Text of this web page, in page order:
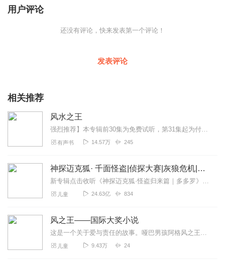
用户评论
还没有评论，快来发表第一个评论！
发表评论
相关推荐
风水之王
强烈推荐】本专辑前30集为免费试听，第31集起为付费音频。日更2集，不定时爆更，多多评论订阅可加更哦~【内容介绍】小道士张青云，作为仙居观未来继承人表示压力贼大...
有声书 14.57万 245
神探迈克狐· 千面怪盗|侦探大赛|灰狼危机|多多罗
新专辑点击收听《神探迈克狐·怪盗归来篇｜多多罗》！！！>>>点击进入主播橱窗购买《神探迈克狐》系列图书吧!<<<多多罗故事【点击前往】收听多多罗其他好玩有趣的故...
儿童 24.63亿 834
风之王——国际大奖小说
这是一个关于爱与责任的故事。哑巴男孩阿格风之王巴在“闪”出生时许下诺言：“我的名字叫阿格巴。巴和爸的发音差不多，我就是你的爸爸，闪，等你长大了，大家都会对你鞠躬...
儿童 9.43万 24